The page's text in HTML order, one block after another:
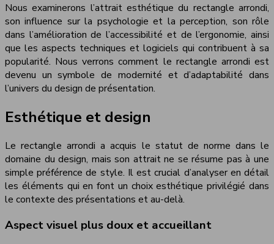
Nous examinerons l’attrait esthétique du rectangle arrondi,
son influence sur la psychologie et la perception, son rôle
dans l’amélioration de l’accessibilité et de l’ergonomie, ainsi
que les aspects techniques et logiciels qui contribuent à sa
popularité. Nous verrons comment le rectangle arrondi est
devenu un symbole de modernité et d’adaptabilité dans
l’univers du design de présentation.
Esthétique et design
Le rectangle arrondi a acquis le statut de norme dans le
domaine du design, mais son attrait ne se résume pas à une
simple préférence de style. Il est crucial d’analyser en détail
les éléments qui en font un choix esthétique privilégié dans
le contexte des présentations et au-delà.
Aspect visuel plus doux et accueillant